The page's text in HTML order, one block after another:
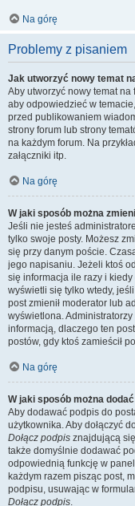
Na górę
Problemy z pisaniem
Jak utworzyć nowy temat
Aby utworzyć nowy temat na
aby odpowiedzieć w
przed publikowaniem
strony forum lub strony
na każdym forum. Na
załączniki itp.
Na górę
W jaki sposób można
Jeśli nie jesteś
tylko swoje posty. Możesz
się przy danym poście.
jego napisaniu. Jeżeli ktoś
się informacja ile razy i kiedy
wyświetli się tylko wtedy,
post zmienił moderator lub
wyświetlona.
informacją, dlaczego ten
postów, gdy ktoś zamieścił
Na górę
W jaki sposób można
Aby dodawać podpis do
użytkownika. Aby dołączyć
Dołącz podpis znajdującą
także domyślnie dodawać
odpowiednią funkcję w
każdym razem pisząc post,
podpisu, usuwając w
Dołącz podpis.